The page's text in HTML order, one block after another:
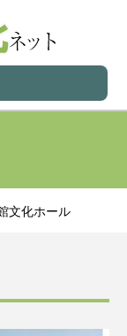
文化ホール